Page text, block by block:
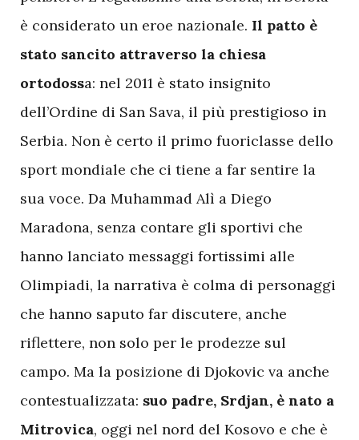
è considerato un eroe nazionale. Il patto è
stato sancito attraverso la chiesa
ortodossa: nel 2011 è stato insignito
dell’Ordine di San Sava, il più prestigioso in
Serbia. Non è certo il primo fuoriclasse dello
sport mondiale che ci tiene a far sentire la
sua voce. Da Muhammad Alì a Diego
Maradona, senza contare gli sportivi che
hanno lanciato messaggi fortissimi alle
Olimpiadi, la narrativa è colma di personaggi
che hanno saputo far discutere, anche
riflettere, non solo per le prodezze sul
campo. Ma la posizione di Djokovic va anche
contestualizzata: suo padre, Srdjan, è nato a
Mitrovica, oggi nel nord del Kosovo e che è